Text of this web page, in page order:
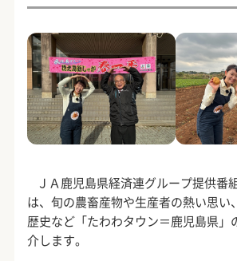
ＪＡ鹿児島県経済連グループ提供番
は、旬の農畜産物や生産者の熱い思い
歴史など「たわわタウン＝鹿児島県」
介します。